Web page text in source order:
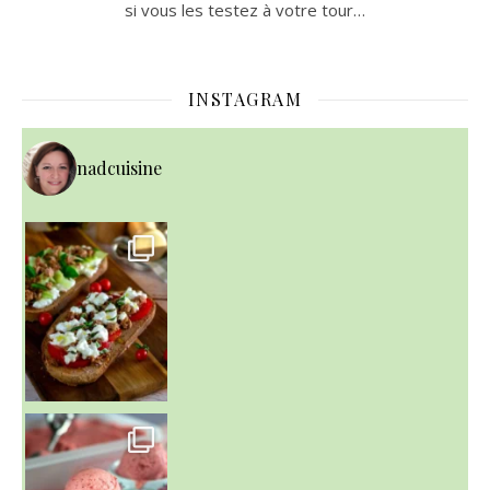
si vous les testez à votre tour…
INSTAGRAM
nadcuisine
~ NICE CREAM À LA FRAISE ~
Presque un mois que